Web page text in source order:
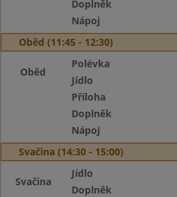
Doplněk
Nápoj
Oběd (11:45 - 12:30)
Oběd
Polévka
Jídlo
Příloha
Doplněk
Nápoj
Svačina (14:30 - 15:00)
Svačina
Jídlo
Doplněk